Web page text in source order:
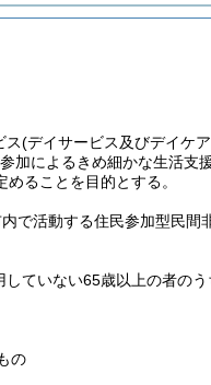
ス(デイサービス及びデイケ
加によるきめ細かな生活支
ることを目的とする。
で活動する住民参加型民間
ていない65歳以上の者のう
の